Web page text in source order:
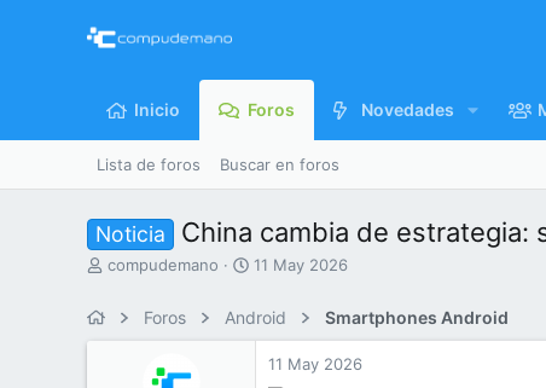
Inicio Foros Novedades
Lista de foros Buscar en foros
Noticia China cambia de
Icompudemano
F
c
h
11 May 2026
Foros Android Smartphones Android
11 May 2026